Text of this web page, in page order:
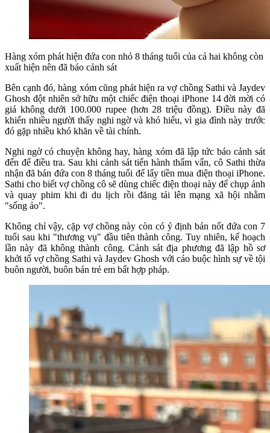
Hàng xóm phát hiện đứa con nhỏ 8 tháng tuổi của cả hai không còn
xuất hiện nên đã báo cảnh sát
Bên cạnh đó, hàng xóm cũng phát hiện ra vợ chồng Sathi và Jaydev
Ghosh đột nhiên sở hữu một chiếc điện thoại iPhone 14 đời mời có
giá không dưới 100.000 rupee (hơn 28 triệu đồng). Điều này đã
khiến nhiều người thấy nghi ngờ và khó hiểu, vì gia đình này trước
đó gặp nhiều khó khăn về tài chính.
Nghi ngờ có chuyện không hay, hàng xóm đã lập tức báo cảnh sát
đến để điều tra. Sau khi cảnh sát tiến hành thẩm vấn, cô Sathi thừa
nhận đã bán đứa con 8 tháng tuổi để lấy tiền mua điện thoại iPhone.
Sathi cho biết vợ chồng cô sẽ dùng chiếc điện thoại này để chụp ảnh
và quay phim khi đi du lịch rồi đăng tải lên mạng xã hội nhằm
"sống ảo".
Không chỉ vậy, cặp vợ chồng này còn có ý định bán nốt đứa con 7
tuổi sau khi "thương vụ" đầu tiên thành công. Tuy nhiên, kế hoạch
lần này đã không thành công. Cảnh sát địa phương đã lập hồ sơ
khởi tố vợ chồng Sathi và Jaydev Ghosh với cáo buộc hình sự về tội
buôn người, buôn bán trẻ em bất hợp pháp.